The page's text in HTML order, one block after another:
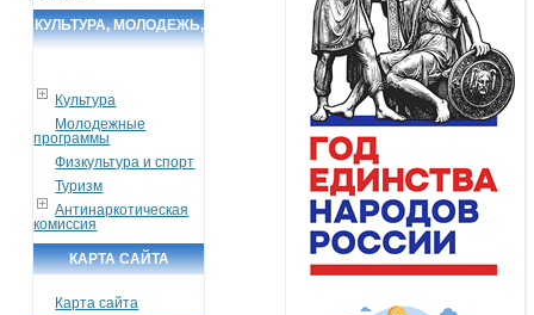
КУЛЬТУРА, МОЛОДЕЖЬ,
Культура
Молодежные
программы
Физкультура и спорт
Туризм
Антинаркотическая
комиссия
КАРТА САЙТА
Карта сайта